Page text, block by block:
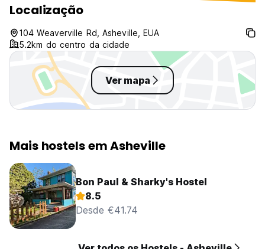
breakfast foods provided by the
hostel, the kitchen is extremely
clean with up to date
appliances...i will definately be
back!
Localização
104 Weaverville Rd, Asheville, EUA
5.2km do centro da cidade
Ver mapa
Mais hostels em Asheville
Bon Paul & Sharky's Hostel
8.5
Desde €41.74